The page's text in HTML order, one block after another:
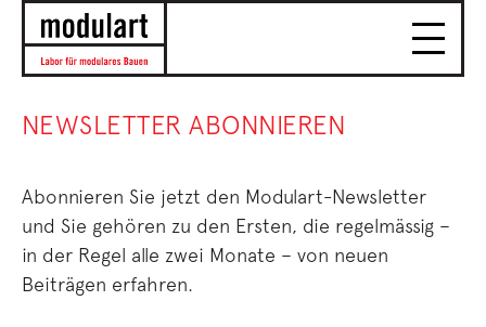
NEWSLETTER ABONNIEREN
Abonnieren Sie jetzt den Modulart-Newsletter
und Sie gehören zu den Ersten, die regelmässig –
in der Regel alle zwei Monate – von neuen
Beiträgen erfahren.